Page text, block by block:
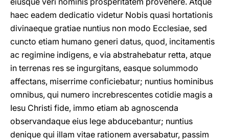
haec eadem dedicatio videtur Nobis quasi hortationis
divinaeque gratiae nuntius non modo Ecclesiae, sed
cuncto etiam humano generi datus, quod, incitamentis
ac regimine indigens, e via abstrahebatur retta, atque
in terrenas res se ingurgitans, easque solummodo
affectans, miserrime conficiebatur; nuntius hominibus
omnibus, qui numero increbrescentes cotidie magis a
Iesu Christi fide, immo etiam ab agnoscenda
observandaque eius lege abducebantur; nuntius
denique qui illam vitae rationem aversabatur, passim